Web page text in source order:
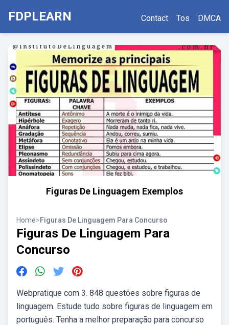
FDPLEARN Contact Tos DMCA
Figuras De Linguagem Exemplos
Home>Figuras De Linguagem Para Concurso
Figuras De Linguagem Para
Concurso
Webpratique com 3. 848 questões sobre figuras de
linguagem. Estude tudo sobre figuras de linguagem em
português. Tenha a melhor preparação para concurso